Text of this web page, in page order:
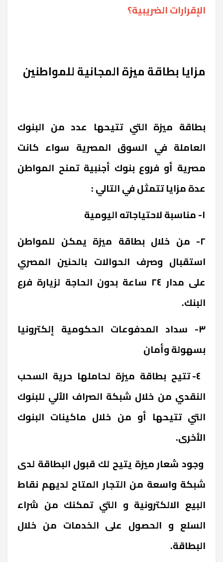
الإقرارات الضريبية؟
مزايا بطاقة ميزة المجانية للمواطنين
بطاقة ميزة التي تتيحها عدد من البنوك
العاملة في السوق المصرية سواء كانت
مصرية أو فروع بنوك أجنبية تمنح المواطن
عدة مزايا تتمثل في التالي :
١- مناسبة لاحتياجاته اليومية
٢- من خلال بطاقة ميزة يمكن للمواطن
استقبال وصرف الحوالات بالحنين المصري
على مدار ٢٤ ساعة بدون الحاجة لزيارة فرع
البنك.
٣- سداد المدفوعات الحكومية إلكترونيا
بسهولة وأمان
٤- تتيح بطاقة ميزة لحاملها حرية السحب
النقدي من خلال شبكة الصراف الآلي للبنوك
التي تتيحها أو من خلال ماكينات البنوك
الأخرى.
وجود شعار ميزة يتيح لك قبول البطاقة لدى
شبكة واسعة من التجار المتاح لديهم نقاط
البيع الالكترونية و التي تمكنك من شراء
السلع و الحصول على الخدمات من خلال
البطاقة.